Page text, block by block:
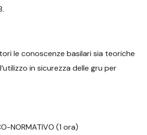
le conoscenze basilari sia teoriche
in sicurezza delle gru per
NORMATIVO (1 ora)